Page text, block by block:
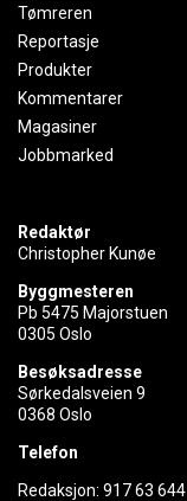
Tømreren
Reportasje
Produkter
Kommentarer
Magasiner
Jobbmarked
Redaktør
Christopher Kunøe
Byggmesteren
Pb 5475 Majorstuen
0305 Oslo
Besøksadresse
Sørkedalsveien 9
0368 Oslo
Telefon
Redaksjon: 917 63 644